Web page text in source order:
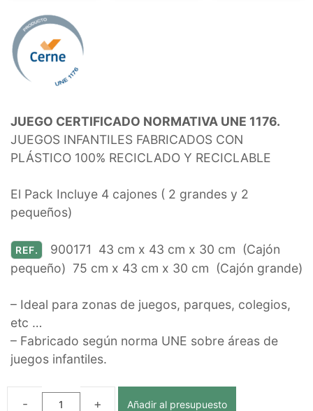
JUEGO CERTIFICADO NORMATIVA UNE 1176.
JUEGOS INFANTILES FABRICADOS CON
PLÁSTICO 100% RECICLADO Y RECICLABLE
El Pack Incluye 4 cajones ( 2 grandes y 2
pequeños)
REF.
900171 43 cm x 43 cm x 30 cm (Cajón
pequeño) 75 cm x 43 cm x 30 cm (Cajón grande)
– Ideal para zonas de juegos, parques, colegios,
etc …
– Fabricado según norma UNE sobre áreas de
juegos infantiles.
Añadir al presupuesto